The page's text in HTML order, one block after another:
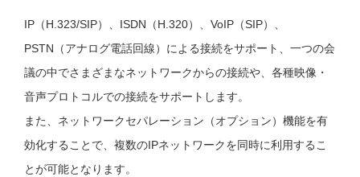
IP（H.323/SIP）、ISDN（H.320）、VoIP（SIP）、
PSTN（アナログ電話回線）による接続をサポート、一つの会
議の中でさまざまなネットワークからの接続や、各種映像・
音声プロトコルでの接続をサポートします。
また、ネットワークセパレーション（オプション）機能を有
効化することで、複数のIPネットワークを同時に利用するこ
とが可能となります。